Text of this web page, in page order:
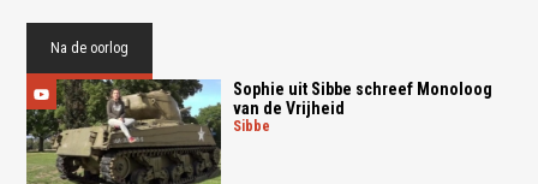
Na de oorlog
Sophie uit Sibbe schreef Monoloog
van de Vrijheid
sibbe